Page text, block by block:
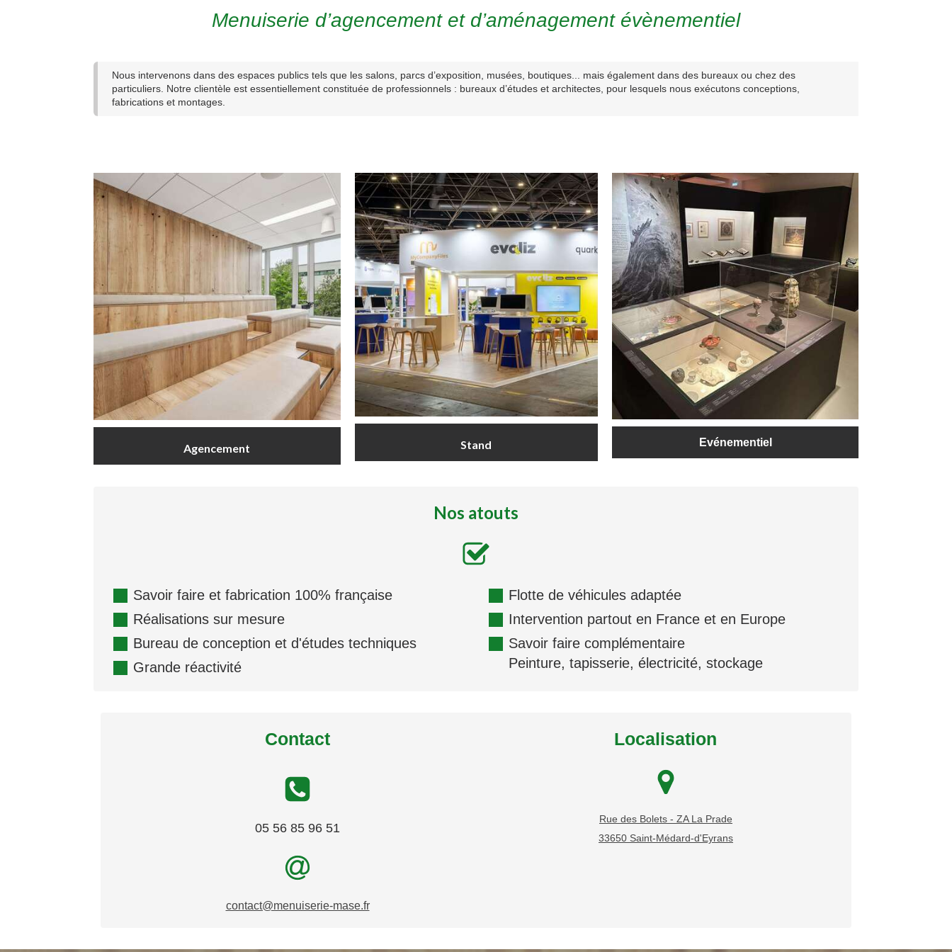
Menuiserie d’agencement et d’aménagement évènementiel
Nous intervenons dans des espaces publics tels que les salons, parcs d’exposition, musées, boutiques... mais également dans des bureaux ou chez des
particuliers. Notre clientèle est essentiellement constituée de professionnels : bureaux d’études et architectes, pour lesquels nous exécutons conceptions,
fabrications et montages.
Agencement Stand Evénementiel
Nos atouts
Savoir faire et fabrication 100% française
Réalisations sur mesure
Bureau de conception et d'études techniques
Grande réactivité
Flotte de véhicules adaptée
Intervention partout en France et en Europe
Savoir faire complémentaire
Peinture, tapisserie, électricité, stockage
Contact
05 56 85 96 51
contact@menuiserie-mase.fr
Localisation
Rue des Bolets - ZA La Prade
33650 Saint-Médard-d'Eyrans